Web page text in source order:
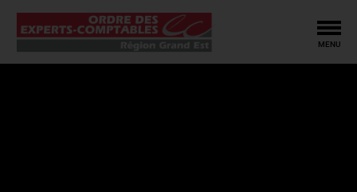
MENU